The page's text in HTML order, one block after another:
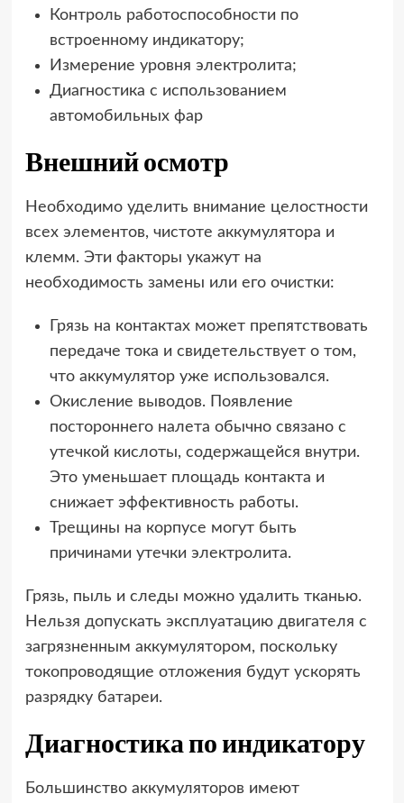
Контроль работоспособности по
встроенному индикатору;
Измерение уровня электролита;
Диагностика с использованием
автомобильных фар
Внешний осмотр
Необходимо уделить внимание целостности
всех элементов, чистоте аккумулятора и
клемм. Эти факторы укажут на
необходимость замены или его очистки:
Грязь на контактах может препятствовать
передаче тока и свидетельствует о том,
что аккумулятор уже использовался.
Окисление выводов. Появление
постороннего налета обычно связано с
утечкой кислоты, содержащейся внутри.
Это уменьшает площадь контакта и
снижает эффективность работы.
Трещины на корпусе могут быть
причинами утечки электролита.
Грязь, пыль и следы можно удалить тканью.
Нельзя допускать эксплуатацию двигателя с
загрязненным аккумулятором, поскольку
токопроводящие отложения будут ускорять
разрядку батареи.
Диагностика по индикатору
Большинство аккумуляторов имеют